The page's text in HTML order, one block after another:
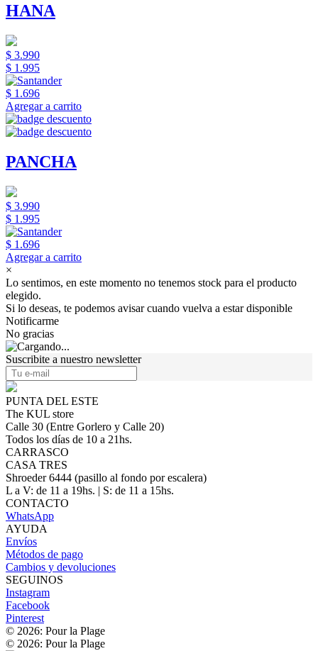
HANA
$ 3.990
$ 1.995
$ 1.696
Agregar a carrito
PANCHA
$ 3.990
$ 1.995
$ 1.696
Agregar a carrito
×
Lo sentimos, en este momento no tenemos stock para el producto
elegido.
Si lo deseas, te podemos avisar cuando vuelva a estar disponible
Notificarme
No gracias
Suscribite a nuestro newsletter
PUNTA DEL ESTE
The KUL store
Calle 30 (Entre Gorlero y Calle 20)
Todos los días de 10 a 21hs.
CARRASCO
CASA TRES
Shroeder 6444 (pasillo al fondo por escalera)
L a V: de 11 a 19hs. | S: de 11 a 15hs.
CONTACTO
WhatsApp
AYUDA
Envíos
Métodos de pago
Cambios y devoluciones
SEGUINOS
Instagram
Facebook
Pinterest
© 2026: Pour la Plage
© 2026: Pour la Plage